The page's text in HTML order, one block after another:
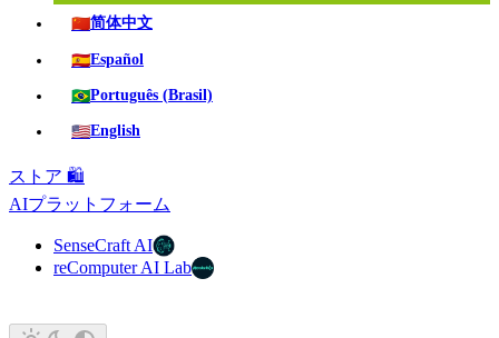
🇨🇳简体中文
🇪🇸Español
🇧🇷Português (Brasil)
🇺🇸English
ストア 🛍️
AIプラットフォーム
SenseCraft AI
reComputer AI Lab